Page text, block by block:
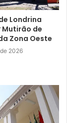
Londrina
Mutirão de
Zona Oeste
2026